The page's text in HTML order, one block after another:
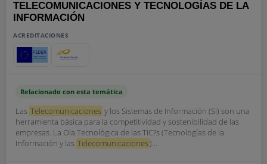
TELECOMUNICACIONES Y TECNOLOGÍAS DE LA
INFORMACIÓN
ACREDITACIONES
Relacionado con esta temática
Las Telecomunicaciones y los Sistemas de Información (SI) son una
herramienta básica para la competitividad y sostenibilidad de las
empresas. La Ola Tecnológica de las TIC?s (Tecnologías de la
Información y las Telecomunicaciones)...